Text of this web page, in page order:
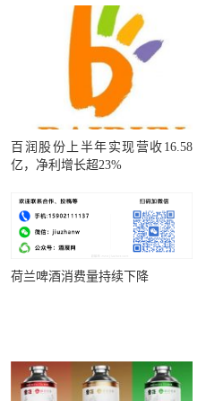
百润股份上半年实现营收16.58
亿，净利增长超23%
荷兰啤酒消费量持续下降